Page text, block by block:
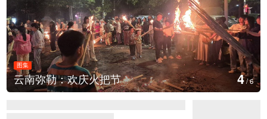
图集
江西铅山：千灯点亮葛仙村 5/6